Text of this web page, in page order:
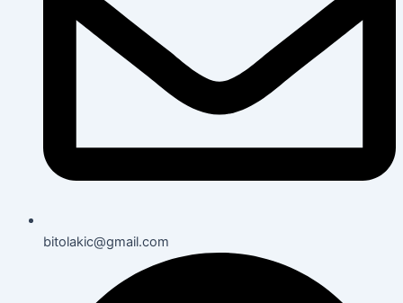
bitolakic@gmail.com